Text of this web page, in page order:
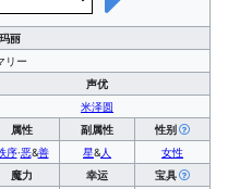
丽
リー
声优
米泽圆
属性 副属性
性别
序·恶&善 星&人
女性
魔力 幸运
宝具